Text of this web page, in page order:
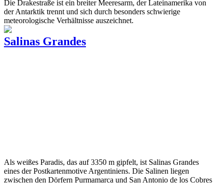
Die Drakestraße ist ein breiter Meeresarm, der Lateinamerika von
der Antarktik trennt und sich durch besonders schwierige
meteorologische Verhältnisse auszeichnet.
Salinas Grandes
Als weißes Paradis, das auf 3350 m gipfelt, ist Salinas Grandes
eines der Postkartenmotive Argentiniens. Die Salinen liegen
zwischen den Dörfern Purmamarca und San Antonio de los Cobres